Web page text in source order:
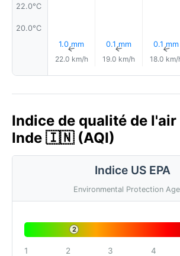
22.0°C
20.0°C
1.0 mm
↑
22.0 km/h
0.1 mm
↑
19.0 km/h
0.1 mm
↑
18.0 km/
Indice de qualité de l'air
Inde 🇮🇳 (AQI)
Indice US EPA
Environmental Protection
2
1 2 3 4